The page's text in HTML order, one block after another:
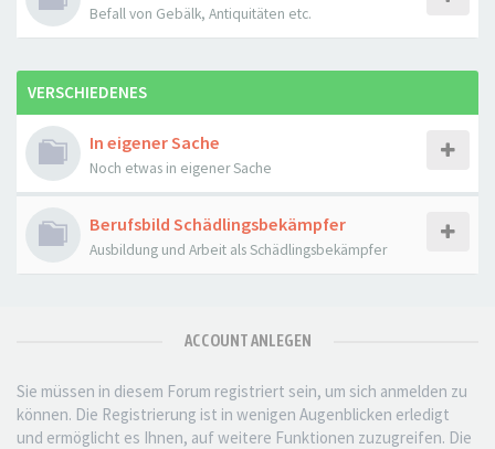
Befall von Gebälk, Antiquitäten etc.
VERSCHIEDENES
In eigener Sache
Noch etwas in eigener Sache
Berufsbild Schädlingsbekämpfer
Ausbildung und Arbeit als Schädlingsbekämpfer
ACCOUNT ANLEGEN
Sie müssen in diesem Forum registriert sein, um sich anmelden zu
können. Die Registrierung ist in wenigen Augenblicken erledigt
und ermöglicht es Ihnen, auf weitere Funktionen zuzugreifen. Die